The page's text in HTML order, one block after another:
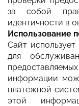
за собой
идентичности в
Использование
Сайт
для
информации
платежной
этой